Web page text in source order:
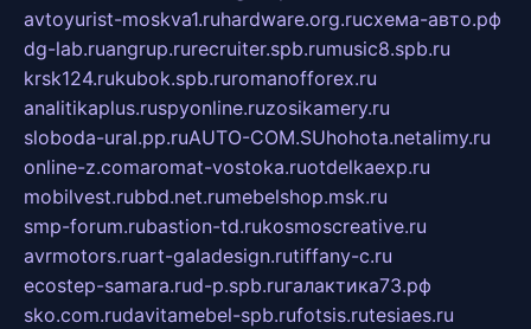
avtoyurist-moskva1.ruhardware.org.ruсхема-авто.рф
dg-lab.ruangrup.rurecruiter.spb.rumusic8.spb.ru
krsk124.rukubok.spb.ruromanofforex.ru
analitikaplus.ruspyonline.ruzosikamery.ru
sloboda-ural.pp.ruAUTO-COM.SUhohota.netalimy.ru
online-z.comaromat-vostoka.ruotdelkaexp.ru
mobilvest.rubbd.net.rumebelshop.msk.ru
smp-forum.rubastion-td.rukosmoscreative.ru
avrmotors.ruart-galadesign.rutiffany-c.ru
ecostep-samara.rud-p.spb.ruгалактика73.рф
sko.com.rudavitamebel-spb.rufotsis.rutesiaes.ru